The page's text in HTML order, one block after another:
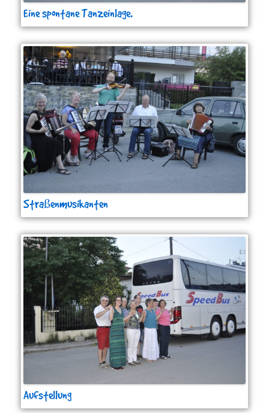
Eine spontane Tanzeinlage.
Straßenmusikanten
Aufstellung